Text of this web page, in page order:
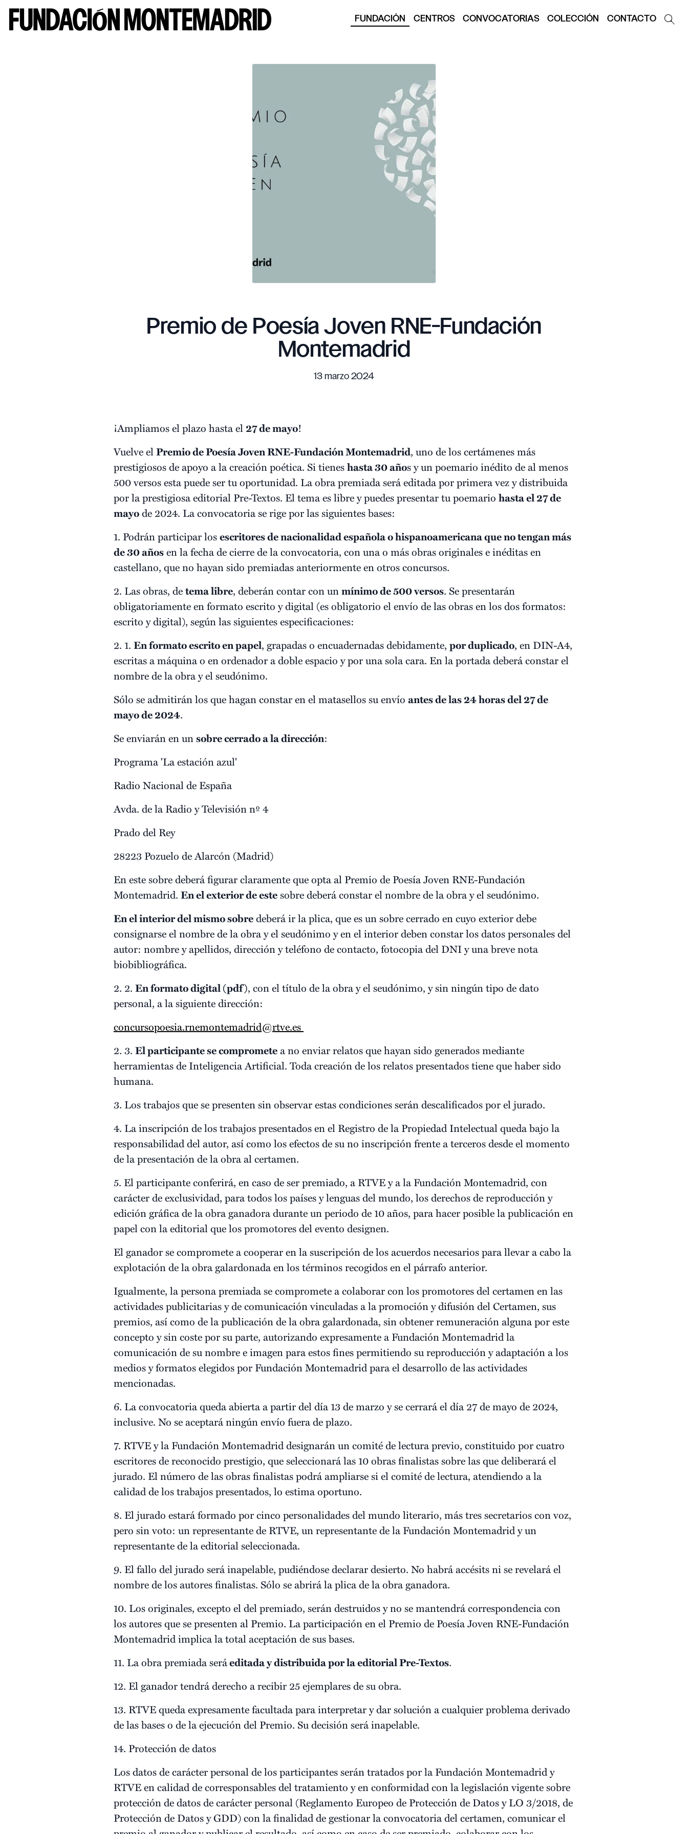
FUNDACIÓN CENTROS CONVOCATORIAS COLECCIÓN CONTACTO
Premio de Poesía Joven RNE-Fundación
Montemadrid
13 marzo 2024
¡Ampliamos el plazo hasta el 27 de mayo!
Vuelve elPremio de Poesía Joven RNE-Fundación Montemadrid, uno de los certámenes más
prestigiosos de apoyo a la creación poética. Si tieneshasta 30 años y un poemario inédito de al menos
500 versos esta puede ser tu oportunidad. La obra premiada será editada por primera vez y distribuida
por la prestigiosa editorial Pre-Textos. El tema es libre y puedes presentar tu poemariohasta el 27 de
mayode 2024. La convocatoria se rige por las siguientes bases:
1. Podrán participar losescritores de nacionalidad española o hispanoamericana que no tengan más
de 30 añosen la fecha de cierre de la convocatoria, con una o más obras originales e inéditas en
castellano, que no hayan sido premiadas anteriormente en otros concursos.
2. Las obras, detema libre, deberán contar con unmínimo de 500 versos. Se presentarán
obligatoriamente en formato escrito y digital (es obligatorio el envío de las obras en los dos formatos:
escrito y digital), según las siguientes especificaciones:
2. 1. En formato escrito en papel, grapadas o encuadernadas debidamente, por duplicado, en DIN-A4,
escritas a máquina o en ordenador a doble espacio y por una sola cara. En la portada deberá constar el
nombre de la obra y el seudónimo.
Sólo se admitirán los que hagan constar en el matasellos su envío antes de las 24 horas del 27 de
mayo de 2024.
Se enviarán en unsobre cerrado a la dirección:
Programa 'La estación azul'
Radio Nacional de España
Avda. de la Radio y Televisión nº 4
Prado del Rey
28223 Pozuelo de Alarcón (Madrid)
En este sobre deberá figurar claramente que opta al Premio de Poesía Joven RNE-Fundación
Montemadrid. En el exterior de estesobre deberá constar el nombre de la obra y el seudónimo.
En el interior del mismo sobredeberá ir la plica, que es un sobre cerrado en cuyo exterior debe
consignarse el nombre de la obra y el seudónimo y en el interior deben constar los datos personales del
autor: nombre y apellidos, dirección y teléfono de contacto, fotocopia del DNI y una breve nota
biobibliográfica.
2. 2. En formato digital (pdf), con el título de la obra y el seudónimo, y sin ningún tipo de dato
personal, a la siguiente dirección:
concursopoesia.rnemontemadrid@rtve.es
2. 3. El participante se comprometea no enviar relatos que hayan sido generados mediante
herramientas de Inteligencia Artificial. Toda creación de los relatos presentados tiene que haber sido
humana.
3. Los trabajos que se presenten sin observar estas condiciones serán descalificados por el jurado.
4. La inscripción de los trabajos presentados en el Registro de la Propiedad Intelectual queda bajo la
responsabilidad del autor, así como los efectos de su no inscripción frente a terceros desde el momento
de la presentación de la obra al certamen.
5. El participante conferirá, en caso de ser premiado, a RTVE y a la Fundación Montemadrid, con
carácter de exclusividad, para todos los países y lenguas del mundo, los derechos de reproducción y
edición gráfica de la obra ganadora durante un periodo de 10 años, para hacer posible la publicación en
papel con la editorial que los promotores del evento designen.
El ganador se compromete a cooperar en la suscripción de los acuerdos necesarios para llevar a cabo la
explotación de la obra galardonada en los términos recogidos en el párrafo anterior.
Igualmente, la persona premiada se compromete a colaborar con los promotores del certamen en las
actividades publicitarias y de comunicación vinculadas a la promoción y difusión del Certamen, sus
premios, así como de la publicación de la obra galardonada, sin obtener remuneración alguna por este
concepto y sin coste por su parte, autorizando expresamente a Fundación Montemadrid la
comunicación de su nombre e imagen para estos fines permitiendo su reproducción y adaptación a los
medios y formatos elegidos por Fundación Montemadrid para el desarrollo de las actividades
mencionadas.
6. La convocatoria queda abierta a partir del día 13 de marzo y se cerrará el día 27 de mayo de 2024,
inclusive. No se aceptará ningún envío fuera de plazo.
7. RTVE y la Fundación Montemadrid designarán un comité de lectura previo, constituido por cuatro
escritores de reconocido prestigio, que seleccionará las 10 obras finalistas sobre las que deliberará el
jurado. El número de las obras finalistas podrá ampliarse si el comité de lectura, atendiendo a la
calidad de los trabajos presentados, lo estima oportuno.
8. El jurado estará formado por cinco personalidades del mundo literario, más tres secretarios con voz,
pero sin voto: un representante de RTVE, un representante de la Fundación Montemadrid y un
representante de la editorial seleccionada.
9. El fallo del jurado será inapelable, pudiéndose declarar desierto. No habrá accésits ni se revelará el
nombre de los autores finalistas. Sólo se abrirá la plica de la obra ganadora.
10. Los originales, excepto el del premiado, serán destruidos y no se mantendrá correspondencia con
los autores que se presenten al Premio. La participación en el Premio de Poesía Joven RNE-Fundación
Montemadrid implica la total aceptación de sus bases.
11. La obra premiada seráeditada y distribuida por la editorial Pre-Textos.
12. El ganador tendrá derecho a recibir 25 ejemplares de su obra.
13. RTVE queda expresamente facultada para interpretar y dar solución a cualquier problema derivado
de las bases o de la ejecución del Premio. Su decisión será inapelable.
14. Protección de datos
Los datos de carácter personal de los participantes serán tratados por la Fundación Montemadrid y
RTVE en calidad de corresponsables del tratamiento y en conformidad con la legislación vigente sobre
protección de datos de carácter personal (Reglamento Europeo de Protección de Datos y LO 3/2018, de
Protección de Datos y GDD) con la finalidad de gestionar la convocatoria del certamen, comunicar el